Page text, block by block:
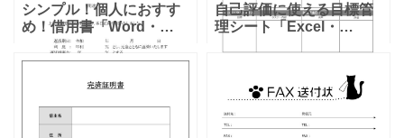
シンプル！個人におすす
め！借用書「Word・
Excel・PDF」簡単ダウ
ンロード 借用書とは、金
銭の貸し借りの際に、借
借入」「返済期日や金
自己評価に使える目標管
理シート「Excel・
プルな管理表となりま
す。 簡単な作りなので、
凡庸性が高く事務職や管
理